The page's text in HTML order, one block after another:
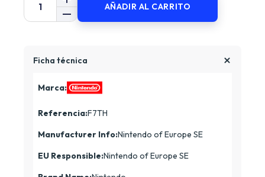
AÑADIR AL CARRITO
Ficha técnica
Marca:
Referencia:F7TH
Manufacturer Info:Nintendo of Europe SE
EU Responsible:Nintendo of Europe SE